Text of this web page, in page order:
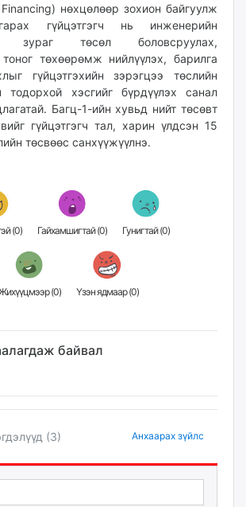
нөхцөлөөр зохион байгуулж
гүйцэтгэгч нь инженерийн
зураг төсөл боловсруулах,
төхөөрөмж нийлүүлэх, барилга
гүйцэтгэхийн зэрэгцээ төслийн
тодорхой хэсгийг бүрдүүлэх санал
Багц-1-ийн хувьд нийт төсөвт
гүйцэтгэгч тал, харин үлдсэн 15
төсвөөс санхүүжүүлнэ.
Хөгжилтэй (0) Гайхамшигтай (0) Гунигтай (0)
Жихүүцмээр (0) Үзэн ядмаар (0)
байвал
(3) Анхаарах зүйлс